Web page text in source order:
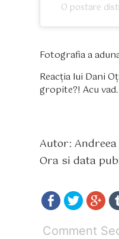
O postare
Fotografia a
Reacția lui Dani
gropite?! Acu
Autor:
Ora si data
Comment